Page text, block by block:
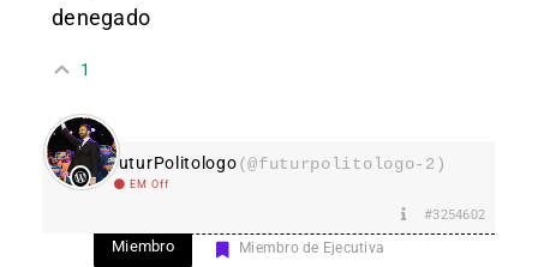
denegado
1
FuturPolitologo(@futurpolitologo-2)
EM Off
#3254602
Miembro Miembro de Ejecutiva